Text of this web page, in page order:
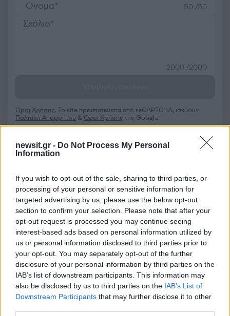
newsit.gr - Do Not Process My Personal
Information
If you wish to opt-out of the sale, sharing to third parties, or
processing of your personal or sensitive information for
targeted advertising by us, please use the below opt-out
section to confirm your selection. Please note that after your
opt-out request is processed you may continue seeing
interest-based ads based on personal information utilized by
us or personal information disclosed to third parties prior to
your opt-out. You may separately opt-out of the further
disclosure of your personal information by third parties on the
IAB’s list of downstream participants. This information may
also be disclosed by us to third parties on the IAB’s List of
Downstream Participants that may further disclose it to other
50 /50
2000 /2000
Όροι Χρήσης. Το site προστατεύεται από reCAPTCHA, ισχύουν
Πολιτική Απορρήτου &Όροι Χρήσης της Google.
ΔΕΗ
ΜΕΤΟΧΗ
Ακολουθήστε το Νewsit.gr στοGoogle Newsκαι
ενημερωθείτε πρώτοι για όλη την ειδησεογραφία και τα
τελευταία νέατης ημέρας
Πιο δημοφιλή
1 Πάρος: «Αν ήταν κάποιος πάνω από την
πισίνα, δε θα είχα θρηνήσει το παιδί μου» –